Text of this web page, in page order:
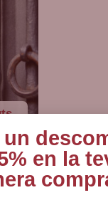
al·legoria universal
símbols més
un
en la